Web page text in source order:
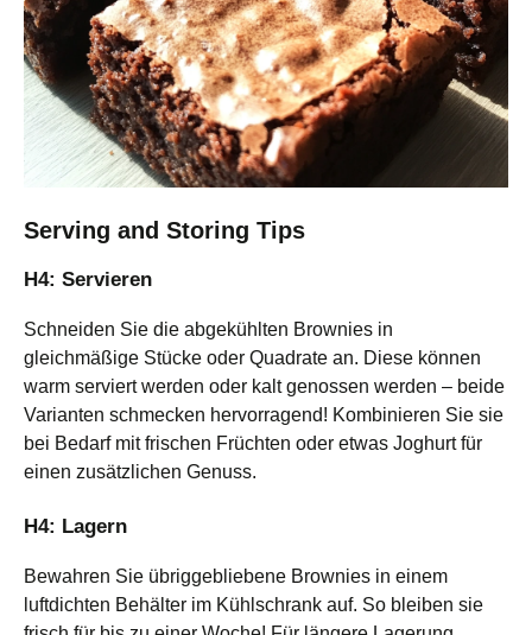
Serving and Storing Tips
H4: Servieren
Schneiden Sie die abgekühlten Brownies in
gleichmäßige Stücke oder Quadrate an. Diese können
warm serviert werden oder kalt genossen werden – beide
Varianten schmecken hervorragend! Kombinieren Sie sie
bei Bedarf mit frischen Früchten oder etwas Joghurt für
einen zusätzlichen Genuss.
H4: Lagern
Bewahren Sie übriggebliebene Brownies in einem
luftdichten Behälter im Kühlschrank auf. So bleiben sie